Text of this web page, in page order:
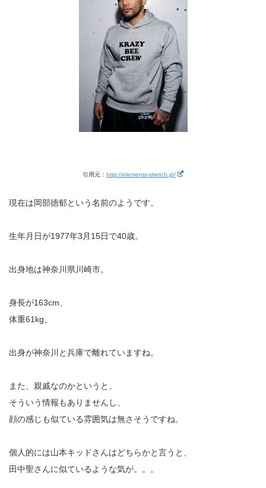
引用元： http://elements-stretch.jp/
現在は岡部徳郁という名前のようです。
生年月日が1977年3月15日で40歳。
出身地は神奈川県川崎市。
身長が163cm、
体重61kg。
出身が神奈川と兵庫で離れていますね。
また、親戚なのかというと、
そういう情報もありませんし、
顔の感じも似ている雰囲気は無さそうですね。
個人的には山本キッドさんはどちらかと言うと、
田中聖さんに似ているような気が。。。